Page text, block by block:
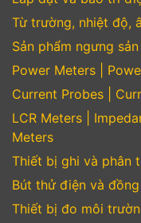
Từ trường, nhiệt độ,
Sản phẩm ngưng
Power Meters |
Current Probes |
LCR Meters |
Meters
Thiết bị ghi và phân
Bút thử điện và
Thiết bị đo môi